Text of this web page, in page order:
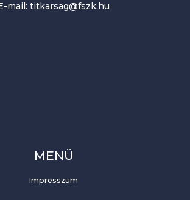
mail: titkarsag@fszk.hu
MENÜ
Impresszum